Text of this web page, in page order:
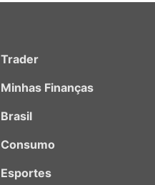
Trader
Minhas Finanças
Brasil
Consumo
Esportes